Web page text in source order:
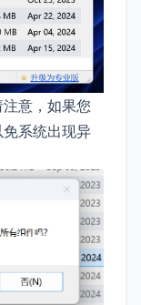
意，如果您
系统出现异